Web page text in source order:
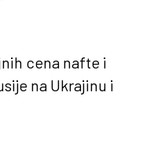
cena nafte i
na Ukrajinu i